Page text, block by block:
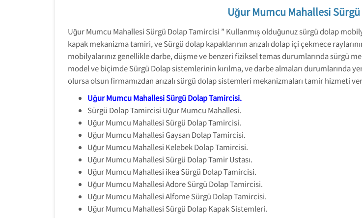
Uğur Mumcu Mahallesi
Uğur Mumcu Mahallesi Sürgü Dolap Tamircisi ” Kullanmış olduğunuz sürgü dolap
kapak mekanizma tamiri, ve Sürgü dolap kapaklarının arızalı dolap içi çekmece
mobilyalarınız genellikle darbe, düşme ve benzeri fiziksel temas durumlarında sürgü
model ve biçimde Sürgü Dolap sistemlerinin kırılma, ve darbe almaları durumlarında
olursa olsun firmamızdan arızalı sürgü dolap sistemleri mekanizmaları tamir hizmeti
Uğur Mumcu Mahallesi Sürgü Dolap Tamircisi.
Sürgü Dolap Tamircisi Uğur Mumcu Mahallesi.
Uğur Mumcu Mahallesi Sürgü Dolap Tamircisi.
Uğur Mumcu Mahallesi Gaysan Dolap Tamircisi.
Uğur Mumcu Mahallesi Kelebek Dolap Tamircisi.
Uğur Mumcu Mahallesi Sürgü Dolap Tamir Ustası.
Uğur Mumcu Mahallesi ikea Sürgü Dolap Tamircisi.
Uğur Mumcu Mahallesi Adore Sürgü Dolap Tamircisi.
Uğur Mumcu Mahallesi Alfome Sürgü Dolap Tamircisi.
Uğur Mumcu Mahallesi Sürgü Dolap Kapak Sistemleri.